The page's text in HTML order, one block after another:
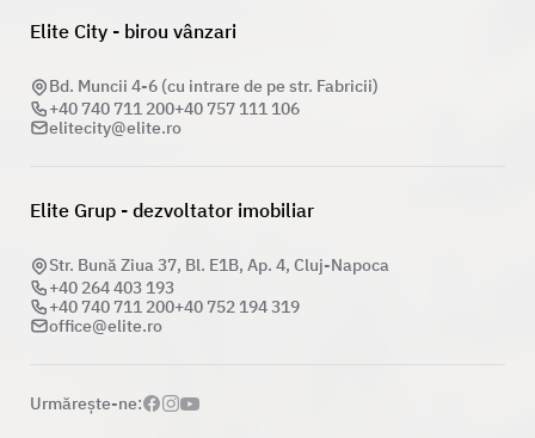
Elite City - birou vânzari
Bd. Muncii 4-6 (cu intrare de pe str. Fabricii)
+40 740 711 200+40 757 111 106
elitecity@elite.ro
Elite Grup - dezvoltator imobiliar
Str. Bună Ziua 37, Bl. E1B, Ap. 4, Cluj-Napoca
+40 264 403 193
+40 740 711 200+40 752 194 319
office@elite.ro
Urmăreşte-ne: